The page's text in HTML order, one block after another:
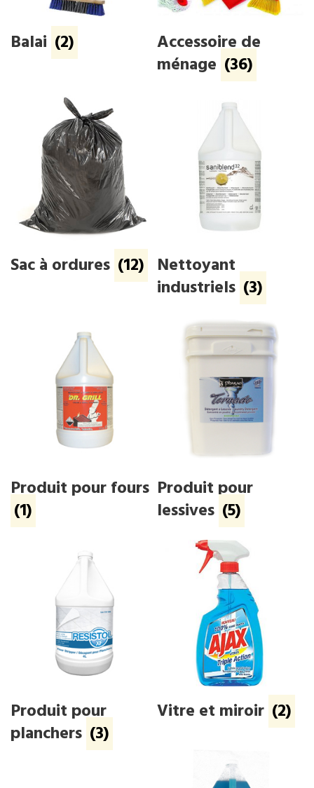
Balai (2)
Accessoire de
ménage (36)
Sac à ordures (12) Nettoyant
industriels (3)
Produit pour fours
(1)
Produit pour
lessives (5)
Produit pour
planchers (3)
Vitre et miroir (2)